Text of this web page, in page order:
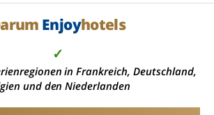
Enjoyhotels
✓
in Frankreich, Deutschland,
und den Niederlanden